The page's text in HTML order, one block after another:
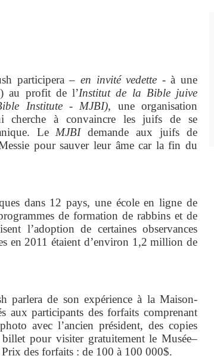
participera – en invité vedette - à une
au profit de l’Institut de la Bible juive
Institute - MJBI), une organisation
cherche à convaincre les juifs de se
Le MJBIdemande aux juifs de
pour sauver leur âme car la fin du
dans 12 pays, une école en ligne de
de formation de rabbins et de
l’adoption de certaines observances
en 2011 étaient d’environ 1,2 million de
parlera de son expérience à la Maison-
aux participants des forfaits comprenant
avec l’ancien président, des copies
billet pour visiter gratuitement le Musée–
des forfaits : de 100 à 100 000$.